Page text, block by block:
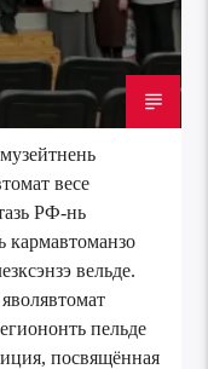
весе
РФ-нь
кармавтоманзо
вельде.
пельде
посвящённая